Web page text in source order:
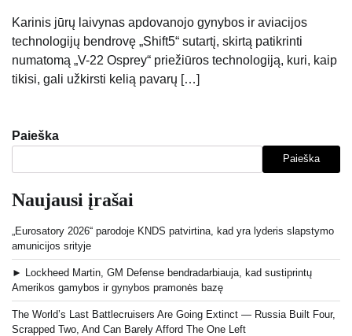
Karinis jūrų laivynas apdovanojo gynybos ir aviacijos
technologijų bendrovę „Shift5“ sutartį, skirtą patikrinti
numatomą „V-22 Osprey“ priežiūros technologiją, kuri, kaip
tikisi, gali užkirsti kelią pavarų […]
Paieška
Paieška
Naujausi įrašai
„Eurosatory 2026“ parodoje KNDS patvirtina, kad yra lyderis slapstymo
amunicijos srityje
► Lockheed Martin, GM Defense bendradarbiauja, kad sustiprintų
Amerikos gamybos ir gynybos pramonės bazę
The World’s Last Battlecruisers Are Going Extinct — Russia Built Four,
Scrapped Two, And Can Barely Afford The One Left